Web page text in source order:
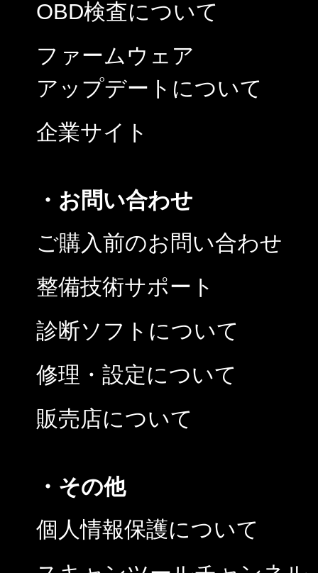
OBD検査について
ファームウェア
アップデートについて
企業サイト
・お問い合わせ
ご購入前のお問い合わせ
整備技術サポート
診断ソフトについて
修理・設定について
販売店について
・その他
個人情報保護について